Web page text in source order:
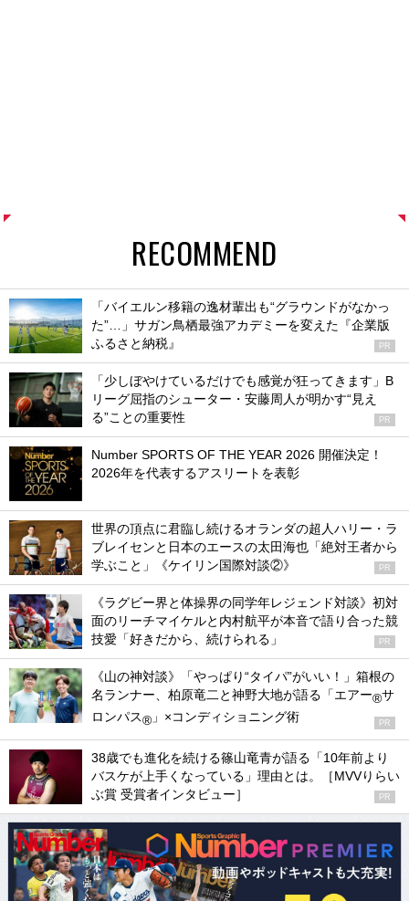
RECOMMEND
「バイエルン移籍の逸材輩出も“グラウンドがなかっ
た”…」サガン鳥栖最強アカデミーを変えた『企業版
ふるさと納税』
PR
「少しぼやけているだけでも感覚が狂ってきます」B
リーグ屈指のシューター・安藤周人が明かす“見え
る”ことの重要性
PR
Number SPORTS OF THE YEAR 2026 開催決定！
2026年を代表するアスリートを表彰
世界の頂点に君臨し続けるオランダの超人ハリー・ラ
ブレイセンと日本のエースの太田海也「絶対王者から
学ぶこと」《ケイリン国際対談②》
PR
《ラグビー界と体操界の同学年レジェンド対談》初対
面のリーチマイケルと内村航平が本音で語り合った競
技愛「好きだから、続けられる」
PR
《山の神対談》「やっぱり“タイパ”がいい！」箱根の
名ランナー、柏原竜二と神野大地が語る「エアー®サ
ロンパス® 」×コンディショニング術 PR
38歳でも進化を続ける篠山竜青が語る「10年前より
バスケが上手くなっている」理由とは。［MVVりらい
ぶ賞 受賞者インタビュー］
PR